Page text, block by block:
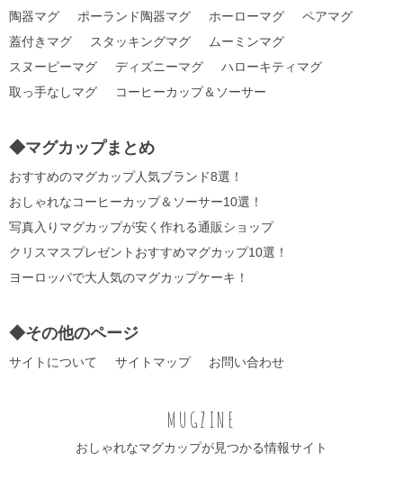
陶器マグ
ポーランド陶器マグ ホーローマグ
ペアマグ
蓋付きマグ
スタッキングマグ
ムーミンマグ
スヌーピーマグ
ディズニーマグ
ハローキティマグ
取っ手なしマグ
コーヒーカップ＆ソーサー
◆マグカップまとめ
おすすめのマグカップ人気ブランド8選！
おしゃれなコーヒーカップ＆ソーサー10選！
写真入りマグカップが安く作れる通販ショップ
クリスマスプレゼントおすすめマグカップ10選！
ヨーロッパで大人気のマグカップケーキ！
◆その他のページ
サイトについて サイトマップ お問い合わせ
MUGZINE
おしゃれなマグカップが見つかる情報サイト